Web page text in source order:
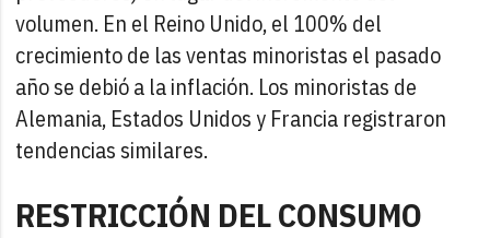
volumen. En el Reino Unido, el 100% del
crecimiento de las ventas minoristas el pasado
año se debió a la inflación. Los minoristas de
Alemania, Estados Unidos y Francia registraron
tendencias similares.
RESTRICCIÓN DEL CONSUMO